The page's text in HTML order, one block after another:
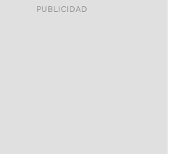
ACCESO FULL - $1.800/MES